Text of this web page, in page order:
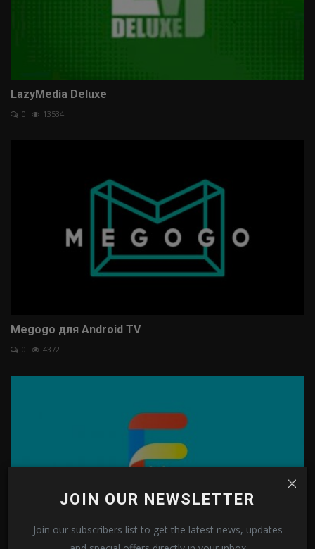
JOIN OUR NEWSLETTER
Join our subscribers list to get the latest news, updates
LazyMedia Deluxe
0 13534
Megogo для Android TV
0 4372